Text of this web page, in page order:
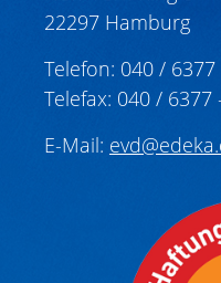
22297 Hamburg
Telefon: 040 /
Telefax: 040 / 6377
E-Mail: